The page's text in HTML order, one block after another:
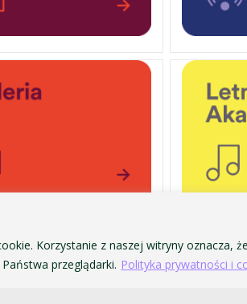
Korzystanie z naszej witryny oznacza,
przeglądarki. Polityka prywatności i
w Krakowie
OCHRONA
POLITYKA